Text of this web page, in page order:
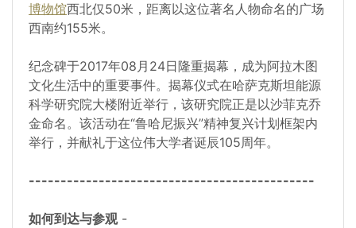
博物馆西北仅50米，距离以这位著名人物命名的广场
西南约155米。
纪念碑于2017年08月24日隆重揭幕，成为阿拉木图
文化生活中的重要事件。揭幕仪式在哈萨克斯坦能源
科学研究院大楼附近举行，该研究院正是以沙菲克乔
金命名。该活动在“鲁哈尼振兴”精神复兴计划框架内
举行，并献礼于这位伟大学者诞辰105周年。
---------------------------------------------
如何到达与参观-